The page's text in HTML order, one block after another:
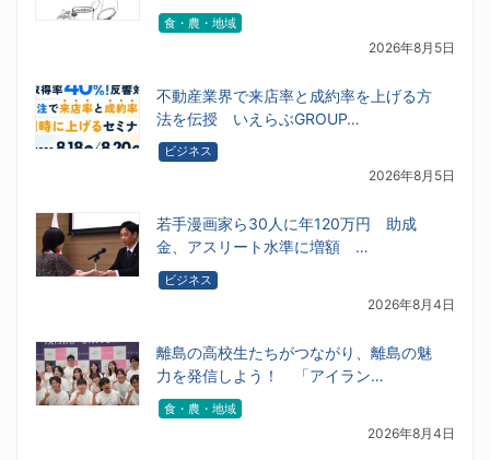
食・農・地域
2026年8月5日
不動産業界で来店率と成約率を上げる方
法を伝授 いえらぶGROUP…
ビジネス
2026年8月5日
若手漫画家ら30人に年120万円 助成
金、アスリート水準に増額 …
ビジネス
2026年8月4日
離島の高校生たちがつながり、離島の魅
力を発信しよう！ 「アイラン…
食・農・地域
2026年8月4日